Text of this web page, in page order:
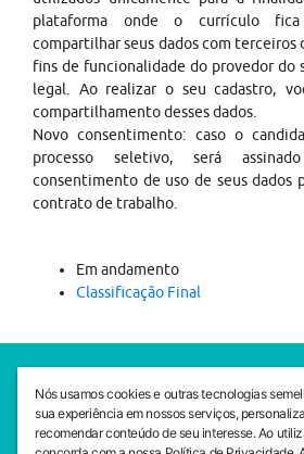
plataforma onde o currículo fica
compartilhar seus dados com terceiros
fins de funcionalidade do provedor do
legal. Ao realizar o seu cadastro,
compartilhamento desses dados.
Novo consentimento: caso o
processo seletivo, será
consentimento de uso de seus dados
contrato de trabalho.
Em andamento
Classificação Final
SEDE CEJAM
Av. da Liberdade, 765, Liberdade, São
(11) 3469 - 1818
Nós usamos cookies e outras tecnologias
sua experiência em nossos serviços,
recomendar conteúdo de seu interesse. Ao